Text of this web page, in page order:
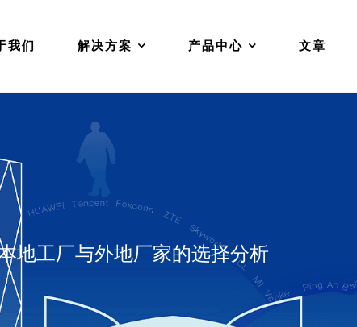
我们 解决方案 产品中心 文章
地工厂与外地厂家的选择分析